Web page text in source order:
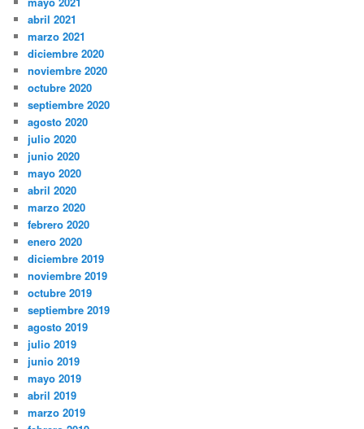
abril 2021
marzo 2021
diciembre 2020
noviembre 2020
octubre 2020
septiembre 2020
agosto 2020
julio 2020
junio 2020
mayo 2020
abril 2020
marzo 2020
febrero 2020
enero 2020
diciembre 2019
noviembre 2019
octubre 2019
septiembre 2019
agosto 2019
julio 2019
junio 2019
mayo 2019
abril 2019
marzo 2019